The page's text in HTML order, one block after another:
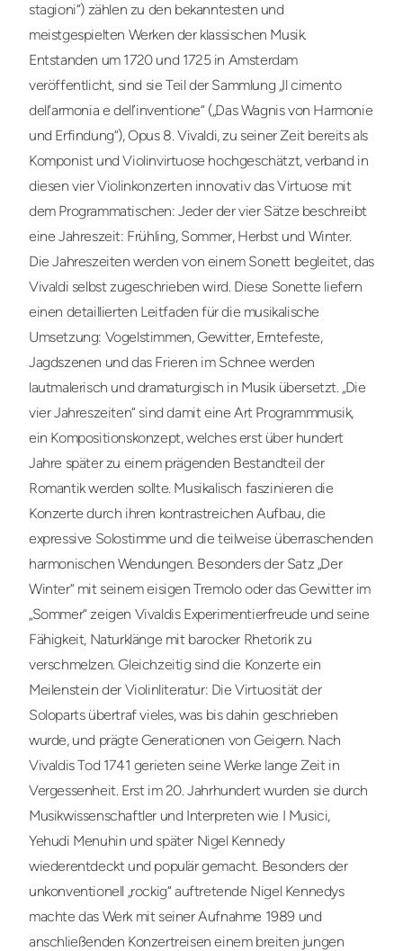
stagioni“) zählen zu den bekanntesten und
meistgespielten Werken der klassischen Musik.
Entstanden um 1720 und 1725 in Amsterdam
veröffentlicht, sind sie Teil der Sammlung „Il cimento
dell’armonia e dell’inventione“ („Das Wagnis von Harmonie
und Erfindung“), Opus 8. Vivaldi, zu seiner Zeit bereits als
Komponist und Violinvirtuose hochgeschätzt, verband in
diesen vier Violinkonzerten innovativ das Virtuose mit
dem Programmatischen: Jeder der vier Sätze beschreibt
eine Jahreszeit: Frühling, Sommer, Herbst und Winter.
Die Jahreszeiten werden von einem Sonett begleitet, das
Vivaldi selbst zugeschrieben wird. Diese Sonette liefern
einen detaillierten Leitfaden für die musikalische
Umsetzung: Vogelstimmen, Gewitter, Erntefeste,
Jagdszenen und das Frieren im Schnee werden
lautmalerisch und dramaturgisch in Musik übersetzt. „Die
vier Jahreszeiten“ sind damit eine Art Programmmusik,
ein Kompositionskonzept, welches erst über hundert
Jahre später zu einem prägenden Bestandteil der
Romantik werden sollte. Musikalisch faszinieren die
Konzerte durch ihren kontrastreichen Aufbau, die
expressive Solostimme und die teilweise überraschenden
harmonischen Wendungen. Besonders der Satz „Der
Winter“ mit seinem eisigen Tremolo oder das Gewitter im
„Sommer“ zeigen Vivaldis Experimentierfreude und seine
Fähigkeit, Naturklänge mit barocker Rhetorik zu
verschmelzen. Gleichzeitig sind die Konzerte ein
Meilenstein der Violinliteratur: Die Virtuosität der
Soloparts übertraf vieles, was bis dahin geschrieben
wurde, und prägte Generationen von Geigern. Nach
Vivaldis Tod 1741 gerieten seine Werke lange Zeit in
Vergessenheit. Erst im 20. Jahrhundert wurden sie durch
Musikwissenschaftler und Interpreten wie I Musici,
Yehudi Menuhin und später Nigel Kennedy
wiederentdeckt und populär gemacht. Besonders der
unkonventionell „rockig“ auftretende Nigel Kennedys
machte das Werk mit seiner Aufnahme 1989 und
anschließenden Konzertreisen einem breiten jungen